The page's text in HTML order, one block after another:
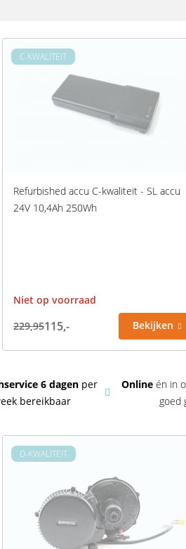
C-KWALITEIT
Refurbished accu C-kwaliteit - SL accu
24V 10,4Ah 250Wh
Niet op voorraad
229,95115,- Bekijken
6 dagenper
bereikbaar
Onlineén in
goed
D-KWALITEIT